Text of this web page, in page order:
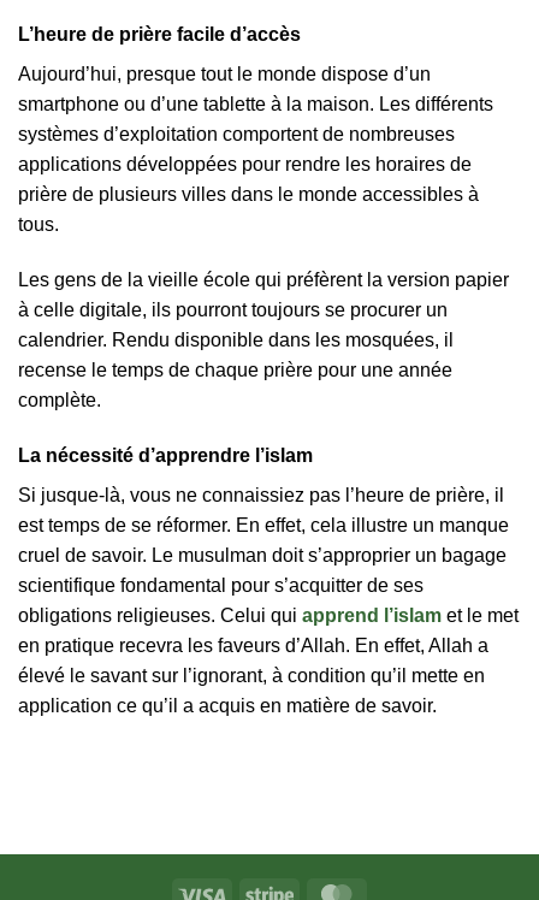
L’heure de prière facile d’accès
Aujourd’hui, presque tout le monde dispose d’un
smartphone ou d’une tablette à la maison. Les différents
systèmes d’exploitation comportent de nombreuses
applications développées pour rendre les horaires de
prière de plusieurs villes dans le monde accessibles à
tous.
Les gens de la vieille école qui préfèrent la version papier
à celle digitale, ils pourront toujours se procurer un
calendrier. Rendu disponible dans les mosquées, il
recense le temps de chaque prière pour une année
complète.
La nécessité d’apprendre l’islam
Si jusque-là, vous ne connaissiez pas l’heure de prière, il
est temps de se réformer. En effet, cela illustre un manque
cruel de savoir. Le musulman doit s’approprier un bagage
scientifique fondamental pour s’acquitter de ses
obligations religieuses. Celui qui apprend l’islam et le met
en pratique recevra les faveurs d’Allah. En effet, Allah a
élevé le savant sur l’ignorant, à condition qu’il mette en
application ce qu’il a acquis en matière de savoir.
Visa Stripe